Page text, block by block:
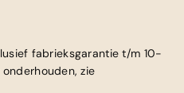
fabrieksgarantie t/m 10-
zie